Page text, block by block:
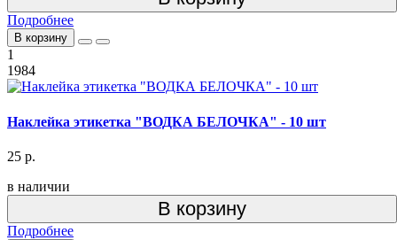
Подробнее
В корзину
1
1984
Наклейка этикетка "ВОДКА БЕЛОЧКА" - 10 шт
25 р.
в наличии
В корзину
Подробнее